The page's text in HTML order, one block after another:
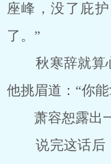
座峰，没了庇
了。”
秋寒辞就算心
他挑眉道：“你
萧容恕露出一
说完这话后，